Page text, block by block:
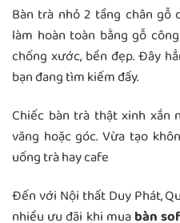
Bàn trà nhỏ 2 tầng chân gỗ
làm hoàn toàn bằng gỗ
chống xước, bền đẹp. Đây
bạn đang tìm kiếm đấy.
Chiếc bàn trà thật xinh xắn
văng hoặc góc. Vừa tạo
uống trà hay cafe
Đến với Nội thất Duy Phát,
nhiều ưu đãi khi muabàn